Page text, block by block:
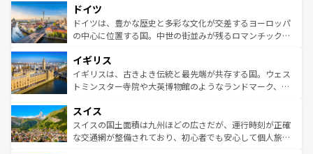
せる。地方によって風土や気候が異なるスペインはその個
性で訪れる人を魅了する。 なお、新着のスペイン情報は コ
ンテンツ一覧を参照してほしい。
で、幅広い魅力が詰まっている。華麗な宮殿、歴史的な大
聖堂、美しいビーチ、そして豊かな自然が、訪れる者を心
から魅了する。また、フランスは美食の国としても知ら
いる。シャンパンの発祥地であるランス、プロヴァンスの
香り高いラベンダー畑など、多彩な楽しみ方が可能だ。さ
らに、パリ以外の地域にも魅力が溢れており、どの街角に
れる地方に足を運ぶとそれぞれで全く異なる文化を体験で
きるだろう。 なお、新着のフランス情報はコンテンツ一覧
を参照してほしい。
ドイツ
ドイツは、豊かな歴史と多彩な文化が交差するヨーロッパ
の中心に位置する国。中世の街並みが残るロマンチック街
顔を持つこの国は、どこを歩いても飽きることがない。ベ
ルリンの文化的活気、バイエルン州のアルプスの絶景、そ
してライン川沿いのワイン畑といった風景は必見。ビール
は、お酒好きな人にはぜひ体験してほしい。 なお、新着の
ドイツ情報はコンテンツ一覧を参照してほしい。
イギリス
イギリスは、古きよき伝統と最先端が共存する国。ウェス
トミンスター寺院や大英博物館のようなランドマーク、歴
リアごとに異なる魅力がある。また、優雅なアフタヌーン
ティー、ビール好きにはたまらない英国パブ、サッカー観
戦など、本場だからこそできる体験も豊富。イギリスを旅
スイス
スイスの国土面積は九州ほどの広さだが、運行時刻が正確
な交通網が整備されており、初心者でも安心して個人旅行